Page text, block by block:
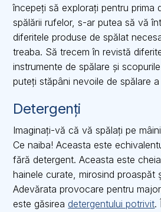
începeți să explorați pentru prima
spălării rufelor, s-ar putea să vă
diferitele produse de spălat
treaba. Să trecem în revistă
instrumente de spălare și
puteți stăpâni nevoile de spălare
Detergenți
Imaginați-vă că vă spălați pe
Ce naiba! Aceasta este
fără detergent. Aceasta este
hainele curate, mirosind proaspăt
Adevărata provocare pentru
este găsirea detergentului potrivit.